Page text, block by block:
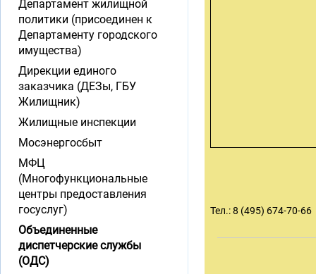
Тел.: 8 (495) 674-70-66
Департамент жилищной
политики (присоединен к
Департаменту городского
имущества)
Дирекции единого
заказчика (ДЕЗы, ГБУ
Жилищник)
Жилищные инспекции
Мосэнергосбыт
МФЦ
(Многофункциональные
центры предоставления
госуслуг)
Объединенные
диспетчерские службы
(ОДС)